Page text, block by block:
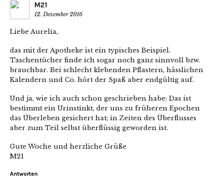
M21
12. Dezember 2016
Liebe Aurelia,
das mit der Apotheke ist ein typisches Beispiel.
Taschentücher finde ich sogar noch ganz sinnvoll bzw.
brauchbar. Bei schlecht klebenden Pflastern, hässlichen
Kalendern und Co. hört der Spaß aber endgültig auf.
Und ja, wie ich auch schon geschrieben habe: Das ist
bestimmt ein Urinstinkt, der uns zu früheren Epochen
das Überleben gesichert hat; in Zeiten des Überflusses
aber zum Teil selbst überflüssig geworden ist.
Gute Woche und herzliche Grüße
M21
Antworten